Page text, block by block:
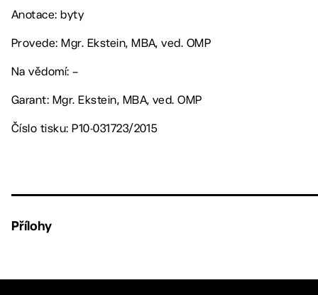
Anotace: byty
Provede: Mgr. Ekstein, MBA, ved. OMP
Na vědomí: –
Garant: Mgr. Ekstein, MBA, ved. OMP
Číslo tisku: P10-031723/2015
Přílohy